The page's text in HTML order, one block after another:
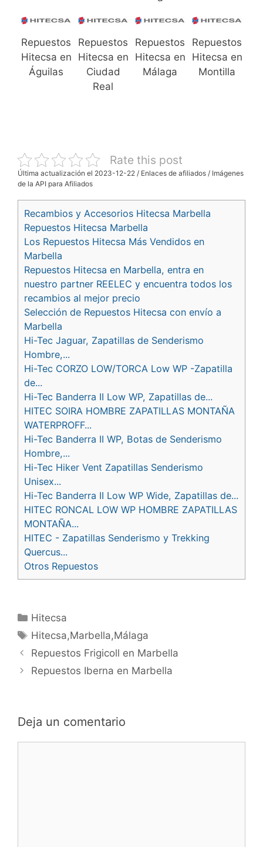
Repuestos
Hitecsa en
Águilas
Repuestos
Hitecsa en
Ciudad
Real
Repuestos
Hitecsa en
Málaga
Repuestos
Hitecsa en
Montilla
Rate this post
Última actualización el 2023-12-22 / Enlaces de afiliados / Imágenes
de la API para Afiliados
Recambios y Accesorios Hitecsa Marbella
Repuestos Hitecsa Marbella
Los Repuestos Hitecsa Más Vendidos en
Marbella
Repuestos Hitecsa en Marbella, entra en
nuestro partner REELEC y encuentra todos los
recambios al mejor precio
Selección de Repuestos Hitecsa con envío a
Marbella
Hi-Tec Jaguar, Zapatillas de Senderismo
Hombre,...
Hi-Tec CORZO LOW/TORCA Low WP -Zapatilla
de...
Hi-Tec Banderra II Low WP, Zapatillas de...
HITEC SOIRA HOMBRE ZAPATILLAS MONTAÑA
WATERPROFF...
Hi-Tec Banderra II WP, Botas de Senderismo
Hombre,...
Hi-Tec Hiker Vent Zapatillas Senderismo
Unisex...
Hi-Tec Banderra II Low WP Wide, Zapatillas de...
HITEC RONCAL LOW WP HOMBRE ZAPATILLAS
MONTAÑA...
HITEC - Zapatillas Senderismo y Trekking
Quercus...
Otros Repuestos
Categorías
Hitecsa
Etiquetas
Hitecsa,Marbella,Málaga
Navegación
de
entradas
Repuestos Frigicoll en Marbella
Repuestos Iberna en Marbella
Deja un comentario